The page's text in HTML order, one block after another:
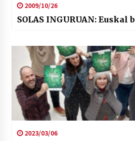
2009/10/26
SOLAS INGURUAN: Euskal
2023/03/06